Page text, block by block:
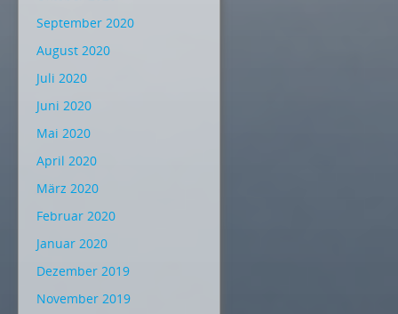
September 2020
August 2020
Juli 2020
Juni 2020
Mai 2020
April 2020
März 2020
Februar 2020
Januar 2020
Dezember 2019
November 2019